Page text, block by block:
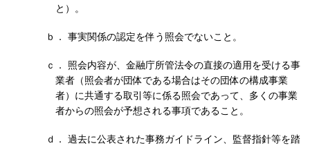
と）。
ｂ． 事実関係の認定を伴う照会でないこと。
ｃ． 照会内容が、金融庁所管法令の直接の適用を受ける事
業者（照会者が団体である場合はその団体の構成事業
者）に共通する取引等に係る照会であって、多くの事業
者からの照会が予想される事項であること。
ｄ． 過去に公表された事務ガイドライン、監督指針等を踏